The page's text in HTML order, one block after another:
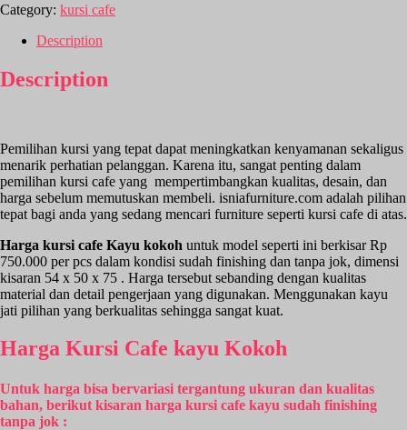
Category: kursi cafe
Description
Description
Pemilihan kursi yang tepat dapat meningkatkan kenyamanan sekaligus
menarik perhatian pelanggan. Karena itu, sangat penting dalam
pemilihan kursi cafe yang mempertimbangkan kualitas, desain, dan
harga sebelum memutuskan membeli. isniafurniture.com adalah pilihan
tepat bagi anda yang sedang mencari furniture seperti kursi cafe di atas.
Harga kursi cafe Kayu kokoh untuk model seperti ini berkisar Rp
750.000 per pcs dalam kondisi sudah finishing dan tanpa jok, dimensi
kisaran 54 x 50 x 75 . Harga tersebut sebanding dengan kualitas
material dan detail pengerjaan yang digunakan. Menggunakan kayu
jati pilihan yang berkualitas sehingga sangat kuat.
Harga Kursi Cafe kayu Kokoh
Untuk harga bisa bervariasi tergantung ukuran dan kualitas
bahan, berikut kisaran harga kursi cafe kayu sudah finishing
tanpa jok :